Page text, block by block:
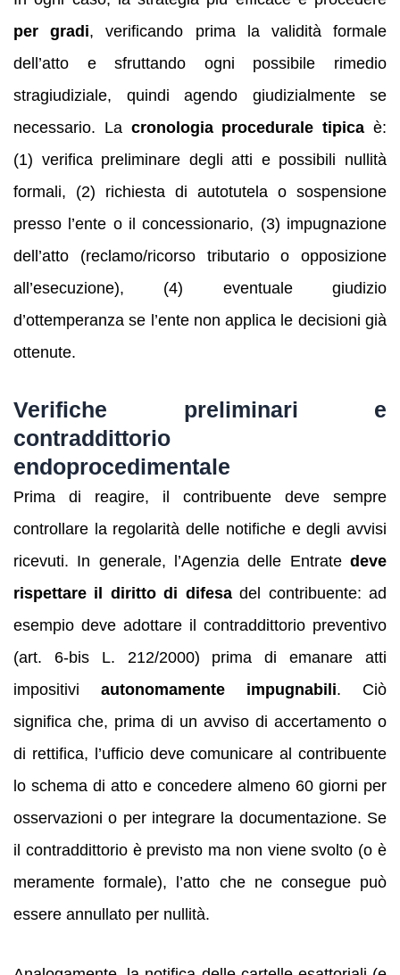
per gradi, verificando prima la validità formale
dell’atto e sfruttando ogni possibile rimedio
stragiudiziale, quindi agendo giudizialmente se
necessario. La cronologia procedurale tipica è:
(1) verifica preliminare degli atti e possibili nullità
formali, (2) richiesta di autotutela o sospensione
presso l’ente o il concessionario, (3) impugnazione
dell’atto (reclamo/ricorso tributario o opposizione
all’esecuzione), (4) eventuale giudizio
d’ottemperanza se l’ente non applica le decisioni già
ottenute.
Verifiche preliminari e
contraddittorio
endoprocedimentale
Prima di reagire, il contribuente deve sempre
controllare la regolarità delle notifiche e degli avvisi
ricevuti. In generale, l’Agenzia delle Entrate deve
rispettare il diritto di difesadel contribuente: ad
esempio deve adottare il contraddittorio preventivo
(art. 6-bis L. 212/2000) prima di emanare atti
impositivi autonomamente impugnabili. Ciò
significa che, prima di un avviso di accertamento o
di rettifica, l’ufficio deve comunicare al contribuente
lo schema di atto e concedere almeno 60 giorni per
osservazioni o per integrare la documentazione. Se
il contraddittorio è previsto ma non viene svolto (o è
meramente formale), l’atto che ne consegue può
essere annullato per nullità.